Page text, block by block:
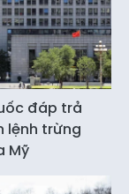
đáp trả
lệnh trừng
Mỹ